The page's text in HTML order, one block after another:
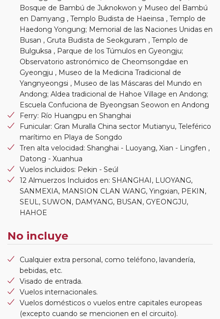
Bosque de Bambú de Juknokwon y Museo del Bambú
en Damyang , Templo Budista de Haeinsa , Templo de
Haedong Yongung; Memorial de las Naciones Unidas en
Busan , Gruta Budista de Seokguram , Templo de
Bulguksa , Parque de los Túmulos en Gyeongju;
Observatorio astronómico de Cheomsongdae en
Gyeongju , Museo de la Medicina Tradicional de
Yangnyeongsi , Museo de las Máscaras del Mundo en
Andong; Aldea tradicional de Hahoe Village en Andong;
Escuela Confuciona de Byeongsan Seowon en Andong
Ferry: Río Huangpu en Shanghai
Funicular: Gran Muralla China sector Mutianyu, Teleférico
marítimo en Playa de Songdo
Tren alta velocidad: Shanghai - Luoyang, Xian - Lingfen ,
Datong - Xuanhua
Vuelos incluidos: Pekin - Seúl
12 Almuerzos Incluidos en: SHANGHAI, LUOYANG,
SANMEXIA, MANSION CLAN WANG, Yingxian, PEKIN,
SEUL, SUWON, DAMYANG, BUSAN, GYEONGJU,
HAHOE
No incluye
Cualquier extra personal, como teléfono, lavandería,
bebidas, etc.
Visado de entrada.
Vuelos internacionales.
Vuelos domésticos o vuelos entre capitales europeas
(excepto cuando se mencionen en el circuito).